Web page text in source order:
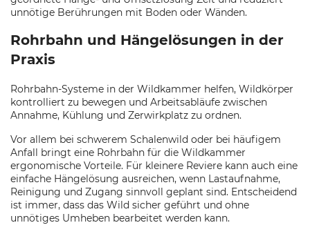
unnötige Berührungen mit Boden oder Wänden.
Rohrbahn und Hängelösungen in der
Praxis
Rohrbahn-Systeme in der Wildkammer helfen, Wildkörper
kontrolliert zu bewegen und Arbeitsabläufe zwischen
Annahme, Kühlung und Zerwirkplatz zu ordnen.
Vor allem bei schwerem Schalenwild oder bei häufigem
Anfall bringt eine Rohrbahn für die Wildkammer
ergonomische Vorteile. Für kleinere Reviere kann auch eine
einfache Hängelösung ausreichen, wenn Lastaufnahme,
Reinigung und Zugang sinnvoll geplant sind. Entscheidend
ist immer, dass das Wild sicher geführt und ohne
unnötiges Umheben bearbeitet werden kann.